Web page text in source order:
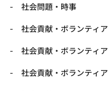
社会問題・時事
社会貢献・ボランティア
社会貢献・ボランティア
社会貢献・ボランティア